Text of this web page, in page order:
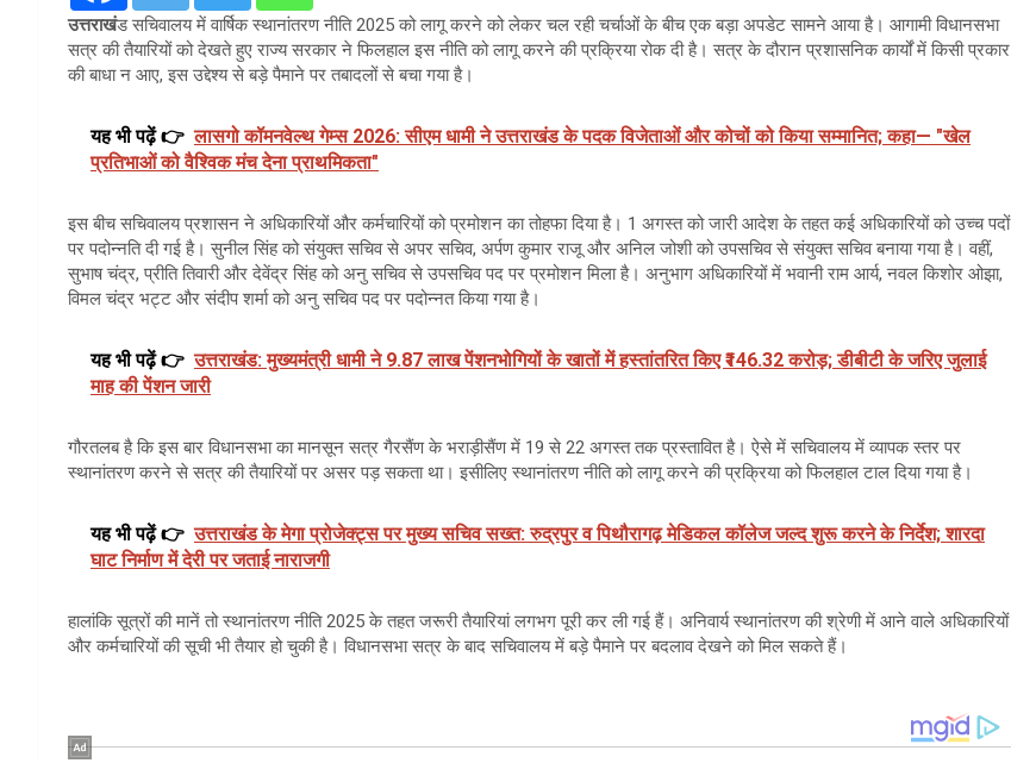
उत्तराखंड सचिवालय में वार्षिक स्थानांतरण नीति 2025 को लागू करने को लेकर चल रही चर्चाओं के बीच एक बड़ा अपडेट सामने आया है। आगामी विधानसभा
सत्र की तैयारियों को देखते हुए राज्य सरकार ने फिलहाल इस नीति को लागू करने की प्रक्रिया रोक दी है। सत्र के दौरान प्रशासनिक कार्यों में किसी प्रकार
की बाधा न आए, इस उद्देश्य से बड़े पैमाने पर तबादलों से बचा गया है।
यह भी पढ़ें 👉 लासगो कॉमनवेल्थ गेम्स 2026: सीएम धामी ने उत्तराखंड के पदक विजेताओं और कोचों को किया सम्मानित; कहा— "खेल
प्रतिभाओं को वैश्विक मंच देना प्राथमिकता"
इस बीच सचिवालय प्रशासन ने अधिकारियों और कर्मचारियों को प्रमोशन का तोहफा दिया है। 1 अगस्त को जारी आदेश के तहत कई अधिकारियों को उच्च पदों
पर पदोन्नति दी गई है। सुनील सिंह को संयुक्त सचिव से अपर सचिव, अर्पण कुमार राजू और अनिल जोशी को उपसचिव से संयुक्त सचिव बनाया गया है। वहीं,
सुभाष चंद्र, प्रीति तिवारी और देवेंद्र सिंह को अनु सचिव से उपसचिव पद पर प्रमोशन मिला है। अनुभाग अधिकारियों में भवानी राम आर्य, नवल किशोर ओझा,
विमल चंद्र भट्ट और संदीप शर्मा को अनु सचिव पद पर पदोन्नत किया गया है।
यह भी पढ़ें 👉 उत्तराखंड: मुख्यमंत्री धामी ने 9.87 लाख पेंशनभोगियों के खातों में हस्तांतरित किए ₹146.32 करोड़; डीबीटी के जरिए जुलाई
माह की पेंशन जारी
गौरतलब है कि इस बार विधानसभा का मानसून सत्र गैरसैंण के भराड़ीसैंण में 19 से 22 अगस्त तक प्रस्तावित है। ऐसे में सचिवालय में व्यापक स्तर पर
स्थानांतरण करने से सत्र की तैयारियों पर असर पड़ सकता था। इसीलिए स्थानांतरण नीति को लागू करने की प्रक्रिया को फिलहाल टाल दिया गया है।
यह भी पढ़ें 👉 उत्तराखंड के मेगा प्रोजेक्ट्स पर मुख्य सचिव सख्त: रुद्रपुर व पिथौरागढ़ मेडिकल कॉलेज जल्द शुरू करने के निर्देश; शारदा
घाट निर्माण में देरी पर जताई नाराजगी
हालांकि सूत्रों की मानें तो स्थानांतरण नीति 2025 के तहत जरूरी तैयारियां लगभग पूरी कर ली गई हैं। अनिवार्य स्थानांतरण की श्रेणी में आने वाले अधिकारियों
और कर्मचारियों की सूची भी तैयार हो चुकी है। विधानसभा सत्र के बाद सचिवालय में बड़े पैमाने पर बदलाव देखने को मिल सकते हैं।